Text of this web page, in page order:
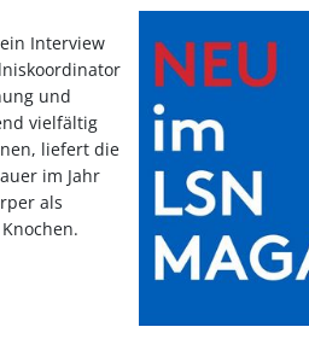
Interview
und
vielfältig
liefert die
im Jahr
als